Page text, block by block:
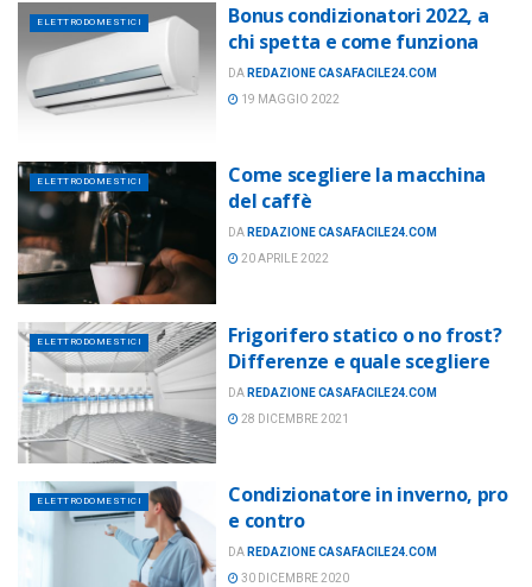
ELETTRODOMESTICI
Bonus condizionatori 2022, a
chi spetta e come funziona
DA REDAZIONE CASAFACILE24.COM
19 MAGGIO 2022
ELETTRODOMESTICI
Come scegliere la macchina
del caffè
DA REDAZIONE CASAFACILE24.COM
20 APRILE 2022
ELETTRODOMESTICI
Frigorifero statico o no frost?
Differenze e quale scegliere
DA REDAZIONE CASAFACILE24.COM
28 DICEMBRE 2021
ELETTRODOMESTICI
Condizionatore in inverno, pro
e contro
DA REDAZIONE CASAFACILE24.COM
30 DICEMBRE 2020